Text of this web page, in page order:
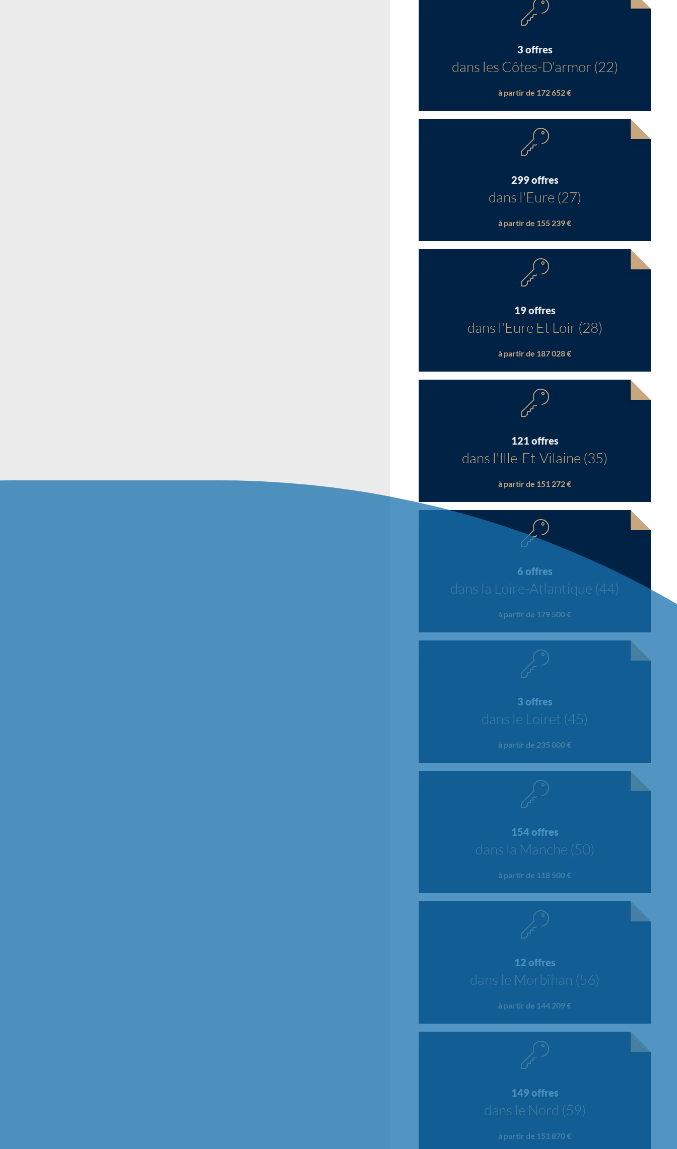
3 offres
dans les Côtes-D'armor (22)
à partir de 172 652 €
299 offres
dans l'Eure (27)
à partir de 155 239 €
19 offres
dans l'Eure Et Loir (28)
à partir de 187 028 €
121 offres
dans l'Ille-Et-Vilaine (35)
à partir de 151 272 €
6 offres
dans la Loire-Atlantique (44)
à partir de 179 500 €
3 offres
dans le Loiret (45)
à partir de 235 000 €
154 offres
dans la Manche (50)
à partir de 118 500 €
12 offres
dans le Morbihan (56)
à partir de 144 209 €
149 offres
dans le Nord (59)
à partir de 151 870 €